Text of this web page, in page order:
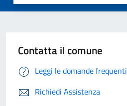
Contatta il comune
Leggi le domande frequenti
Richiedi Assistenza